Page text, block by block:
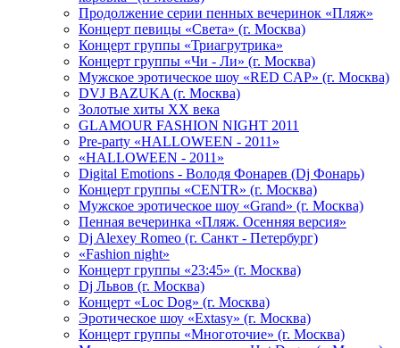
Продолжение серии пенных вечеринок «Пляж»
Концерт певицы «Света» (г. Москва)
Концерт группы «Триагрутрика»
Концерт группы «Чи - Ли» (г. Москва)
Мужское эротическое шоу «RED CAP» (г. Москва)
DVJ BAZUKA (г. Москва)
Золотые хиты XX века
GLAMOUR FASHION NIGHT 2011
Pre-party «HALLOWEEN - 2011»
«HALLOWEEN - 2011»
Digital Emotions - Володя Фонарев (Dj Фонарь)
Концерт группы «CENTR» (г. Москва)
Мужское эротическое шоу «Grand» (г. Москва)
Пенная вечеринка «Пляж. Осенняя версия»
Dj Alexey Romeo (г. Санкт - Петербург)
«Fashion night»
Концерт группы «23:45» (г. Москва)
Dj Львов (г. Москва)
Концерт «Loc Dog» (г. Москва)
Эротическое шоу «Extasy» (г. Москва)
Концерт группы «Многоточие» (г. Москва)